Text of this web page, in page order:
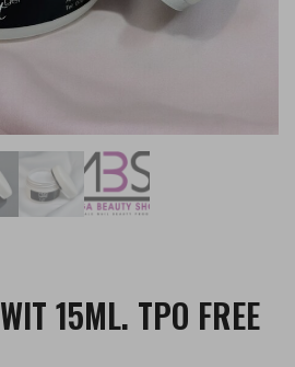
15ML. TPO FREE